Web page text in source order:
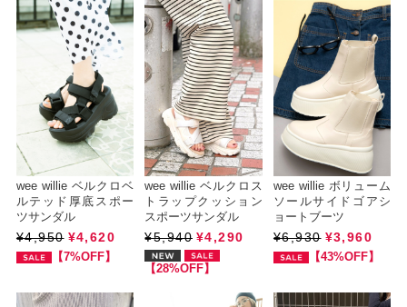
wee willie ベルクロベ
ルテッド厚底スポー
ツサンダル
¥4,950 ¥4,620
【7%OFF】
wee willie ベルクロス
トラップクッション
スポーツサンダル
¥5,940 ¥4,290
【28%OFF】
wee willie ボリューム
ソールサイドゴアシ
ョートブーツ
¥6,930 ¥3,960
【43%OFF】